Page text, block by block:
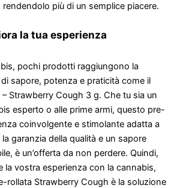
più di un semplice piacere.
la tua esperienza
pochi prodotti raggiungono la
sapore, potenza e praticità come il
Strawberry Cough 3 g. Che tu sia un
esperto o alle prime armi, questo pre-
coinvolgente e stimolante adatta a
garanzia della qualità e un sapore
è un’offerta da non perdere. Quindi,
la vostra esperienza con la cannabis,
rollata Strawberry Cough è la soluzione